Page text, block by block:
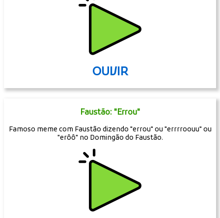
OUVIR
Faustão: "Errou"
Famoso meme com Faustão dizendo "errou" ou "errrroouu" ou
"erôô" no Domingão do Faustão.